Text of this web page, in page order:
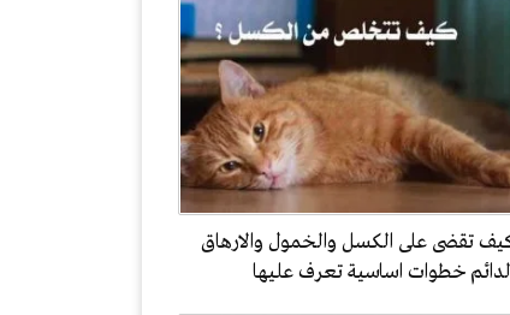
تقضى على الكسل والخمول والارهاق
خطوات اساسية تعرف عليها